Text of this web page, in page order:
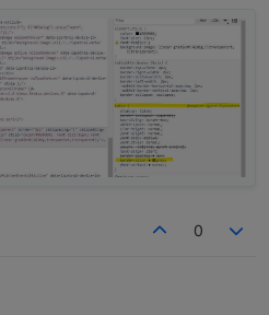
Regular"     //
0